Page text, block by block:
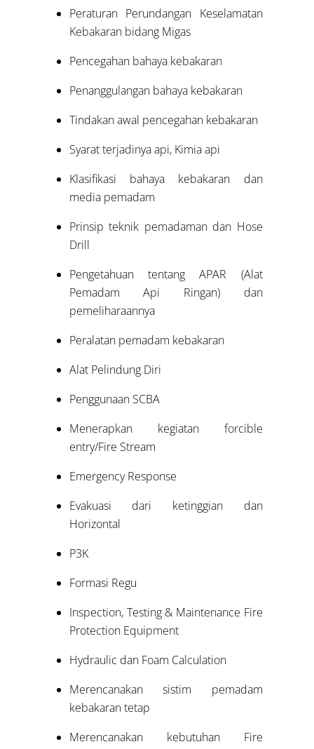
Peraturan Perundangan Keselamatan
Kebakaran bidang Migas
Pencegahan bahaya kebakaran
Penanggulangan bahaya kebakaran
Tindakan awal pencegahan kebakaran
Syarat terjadinya api, Kimia api
Klasifikasi bahaya kebakaran dan
media pemadam
Prinsip teknik pemadaman dan Hose
Drill
Pengetahuan tentang APAR (Alat
Pemadam Api Ringan) dan
pemeliharaannya
Peralatan pemadam kebakaran
Alat Pelindung Diri
Penggunaan SCBA
Menerapkan kegiatan forcible
entry/Fire Stream
Emergency Response
Evakuasi dari ketinggian dan
Horizontal
P3K
Formasi Regu
Inspection, Testing & Maintenance Fire
Protection Equipment
Hydraulic dan Foam Calculation
Merencanakan sistim pemadam
kebakaran tetap
Merencanakan kebutuhan Fire